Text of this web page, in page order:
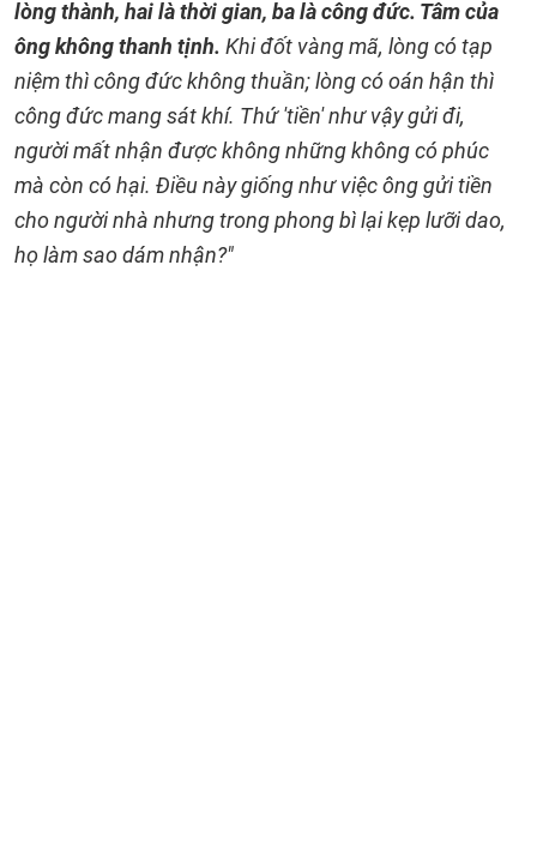
lòng thành, hai là thời gian, ba là công đức. Tâm của
ông không thanh tịnh. Khi đốt vàng mã, lòng có tạp
niệm thì công đức không thuần; lòng có oán hận thì
công đức mang sát khí. Thứ 'tiền' như vậy gửi đi,
người mất nhận được không những không có phúc
mà còn có hại. Điều này giống như việc ông gửi tiền
cho người nhà nhưng trong phong bì lại kẹp lưỡi dao,
họ làm sao dám nhận?"